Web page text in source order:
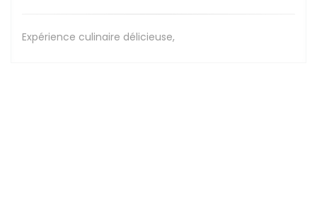
Expérience culinaire délicieuse,